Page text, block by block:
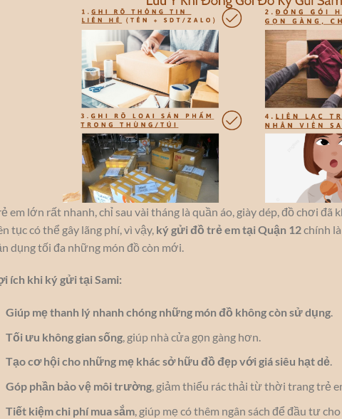
em lớn rất nhanh, chỉ sau vài tháng là quần áo, giày dép, đồ chơi đã
tục có thể gây lãng phí, vì vậy, ký gửi đồ trẻ em tại Quận 12chính
dụng tối đa những món đồ còn mới.
ích khi ký gửi tại Sami:
Giúp mẹ thanh lý nhanh chóng những món đồ không còn sử dụng.
Tối ưu không gian sống , giúp nhà cửa gọn gàng hơn.
Tạo cơ hội cho những mẹ khác sở hữu đồ đẹp với giá siêu hạt dẻ.
Góp phần bảo vệ môi trường, giảm thiểu rác thải từ thời trang trẻ
Tiết kiệm chi phí mua sắm , giúp mẹ có thêm ngân sách để đầu tư cho